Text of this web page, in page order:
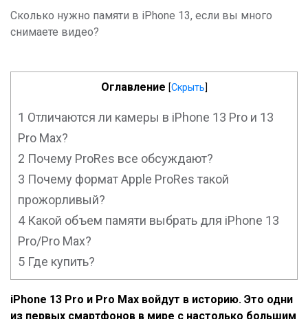
Сколько нужно памяти в iPhone 13, если вы много
снимаете видео?
Оглавление [Скрыть]
1 Отличаются ли камеры в iPhone 13 Pro и 13
Pro Max?
2 Почему ProRes все обсуждают?
3 Почему формат Apple ProRes такой
прожорливый?
4Какой объем памяти выбрать для iPhone 13
Pro/Pro Max?
5 Где купить?
iPhone 13 Pro и Pro Max войдут в историю. Это одни
из первых смартфонов в мире с настолько большим